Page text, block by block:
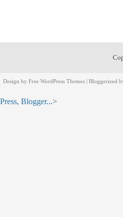
Design by Free WordPress Themes | Bloggerized
>